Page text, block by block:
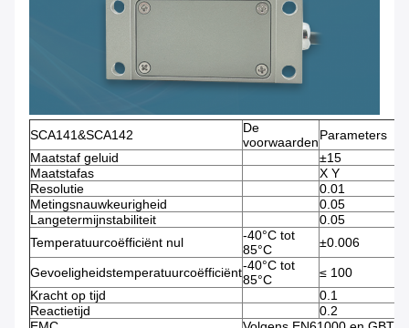
SCA141&SCA142
De
voorwaardenParameters
Maatstaf geluid
±15
Maatstafas
X Y
Resolutie
0.01
Metingsnauwkeurigheid
0.05
Langetermijnstabiliteit
0.05
Temperatuurcoëfficiënt nul
-40°C tot
85°C
±0.006
Gevoeligheidstemperatuurcoëfficiënt-40°C tot
85°C
≤ 100
Kracht op tijd
0.1
Reactietijd
0.2